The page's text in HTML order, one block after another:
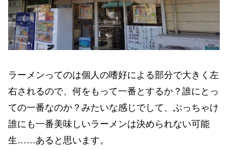
ラーメンってのは個人の嗜好による部分で大きく左
右されるので、何をもって一番とするか？誰にとっ
ての一番なのか？みたいな感じでして、ぶっちゃけ
誰にも一番美味しいラーメンは決められない可能
生……あると思います。